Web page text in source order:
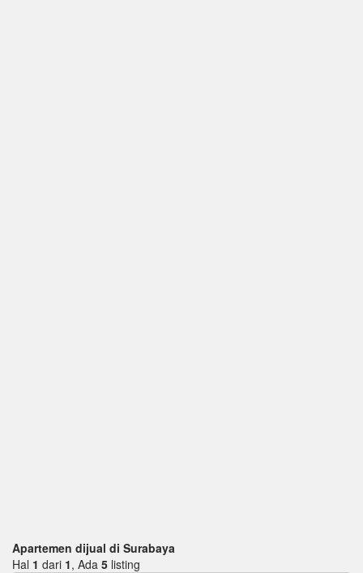
Apartemen dijual di Surabaya
Hal 1 dari 1, Ada 5 listing